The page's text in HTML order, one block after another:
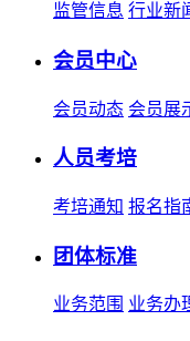
监管信息 行业新
会员中心
会员动态 会员展
人员考培
考培通知 报名指
团体标准
业务范围 业务办